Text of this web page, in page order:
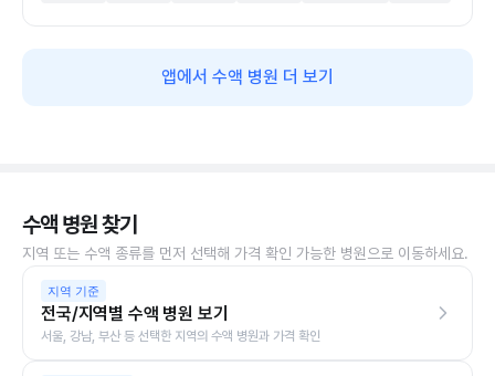
앱에서 수액 병원 더 보기
수액 병원 찾기
지역 또는 수액 종류를 먼저 선택해 가격 확인 가능한 병원으로 이동하세요.
지역 기준
전국/지역별 수액 병원 보기
서울, 강남, 부산 등 선택한 지역의 수액 병원과 가격 확인